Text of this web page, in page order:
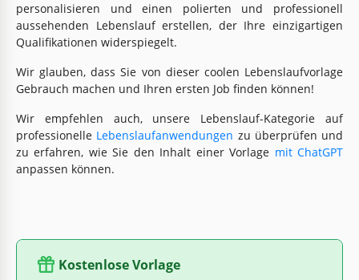
personalisieren und einen polierten und professionell
aussehenden Lebenslauf erstellen, der Ihre einzigartigen
Qualifikationen widerspiegelt.
Wir glauben, dass Sie von dieser coolen Lebenslaufvorlage
Gebrauch machen und Ihren ersten Job finden können!
Wir empfehlen auch, unsere Lebenslauf-Kategorie auf
professionelle Lebenslaufanwendungen zu überprüfen und
zu erfahren, wie Sie den Inhalt einer Vorlage mit ChatGPT
anpassen können.
Kostenlose Vorlage